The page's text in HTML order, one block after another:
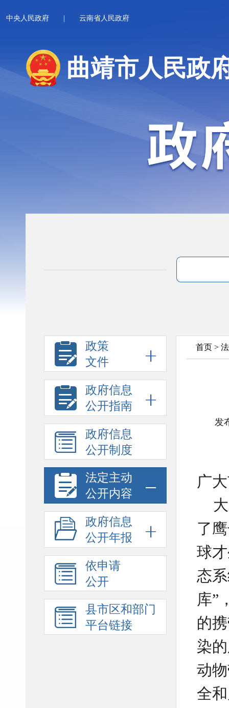
中央人民政府 云南省人民政府
曲靖市人民政
政策
文件
政府信息
公开指南
政府信息
公开制度
法定主动
公开内容
政府信息
公开年报
依申请
公开
县市区和部门
平台链接
首页 >
发
广
大
了
球
态
库”
的
染
动
全